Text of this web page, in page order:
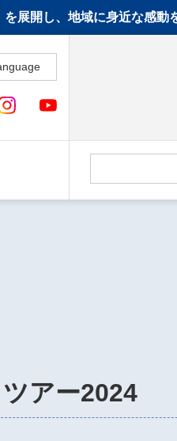
展開し、地域に身近な感動
アー2024